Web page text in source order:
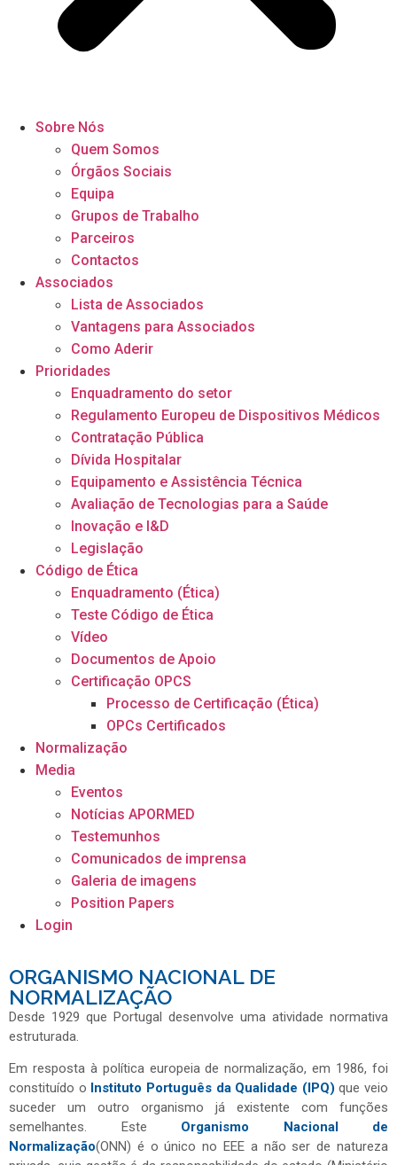
Sobre Nós
Quem Somos
Órgãos Sociais
Equipa
Grupos de Trabalho
Parceiros
Contactos
Associados
Lista de Associados
Vantagens para Associados
Como Aderir
Prioridades
Enquadramento do setor
Regulamento Europeu de Dispositivos Médicos
Contratação Pública
Dívida Hospitalar
Equipamento e Assistência Técnica
Avaliação de Tecnologias para a Saúde
Inovação e I&D
Legislação
Código de Ética
Enquadramento (Ética)
Teste Código de Ética
Vídeo
Documentos de Apoio
Certificação OPCS
Processo de Certificação (Ética)
OPCs Certificados
Normalização
Media
Eventos
Notícias APORMED
Testemunhos
Comunicados de imprensa
Galeria de imagens
Position Papers
Login
ORGANISMO NACIONAL DE
NORMALIZAÇÃO
Desde 1929 que Portugal desenvolve uma atividade normativa
estruturada.
Em resposta à política europeia de normalização, em 1986, foi
constituído o Instituto Português da Qualidade (IPQ) que veio
suceder um outro organismo já existente com funções
semelhantes. Este Organismo Nacional de
Normalização(ONN) é o único no EEE a não ser de natureza